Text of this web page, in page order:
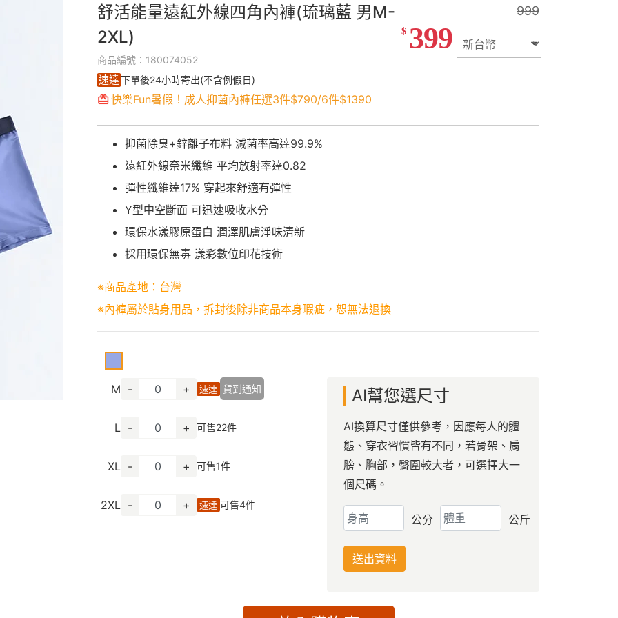
舒活能量遠紅外線四角內褲(琉璃藍 男M-
2XL)
商品編號：180074052
速達下單後24小時寄出(不含例假日)
快樂Fun暑假！成人抑菌內褲任選3件$790/6件$1390
999
$ 399
抑菌除臭+鋅離子布料 減菌率高達99.9%
遠紅外線奈米纖維 平均放射率達0.82
彈性纖維達17% 穿起來舒適有彈性
Y型中空斷面 可迅速吸收水分
環保水漾膠原蛋白 潤澤肌膚淨味清新
採用環保無毒 漾彩數位印花技術
※商品產地：台灣
※內褲屬於貼身用品，拆封後除非商品本身瑕疵，恕無法退換
M - + 速達 貨到通知
L - + 可售22件
XL - + 可售1件
2XL - + 速達 可售4件
AI幫您選尺寸
AI換算尺寸僅供參考，因應每人的體
態、穿衣習慣皆有不同，若骨架、肩
膀、胸部，臀圍較大者，可選擇大一
個尺碼。
公分 公斤
送出資料